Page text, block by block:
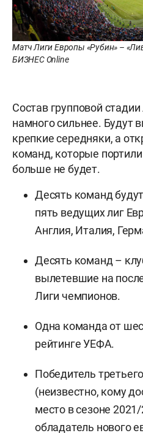
Матч Лиги Европы «Рубин» –
БИЗНЕС Online
Состав групповой
намного сильнее. Будут
крепкие середняки, а
команд, которые
больше не будет.
Десять команд
пять ведущих лиг
Англия, Италия,
Десять команд –
вылетевшие на
Лиги чемпионов.
Одна команда от
рейтинге УЕФА.
Победитель
(неизвестно, кому
место в сезоне
обладатель нового